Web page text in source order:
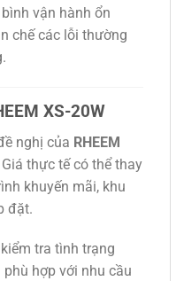
vận hành ổn
chế các lỗi thường
XS-20W
nghị của RHEEM
Giá thực tế có thể thay
khuyến mãi, khu
đặt.
tra tình trạng
hợp với nhu cầu